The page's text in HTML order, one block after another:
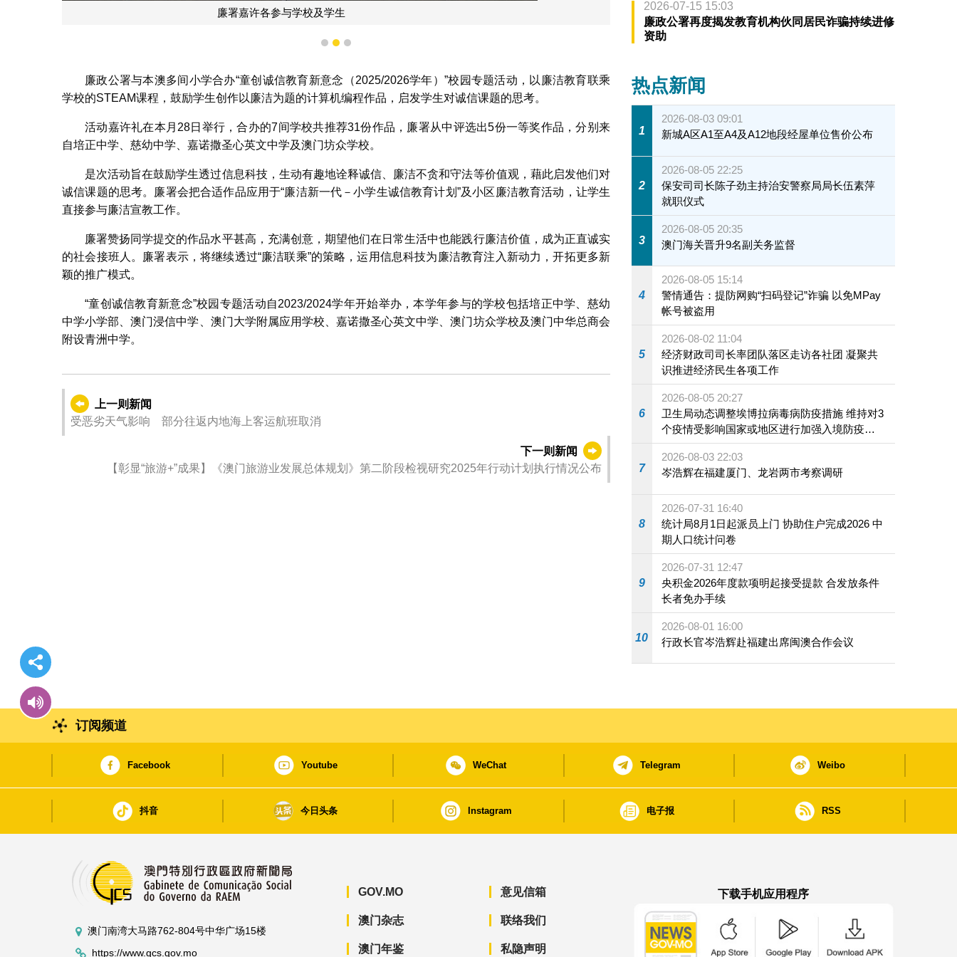
学生分享创作理念
1 2 3
廉政公署与本澳多间小学合办“童创诚信教育新意念（2025/2026学年）”校园专题活动，以廉洁教育联乘
学校的STEAM课程，鼓励学生创作以廉洁为题的计算机编程作品，启发学生对诚信课题的思考。
活动嘉许礼在本月28日举行，合办的7间学校共推荐31份作品，廉署从中评选出5份一等奖作品，分别来
自培正中学、慈幼中学、嘉诺撒圣心英文中学及澳门坊众学校。
是次活动旨在鼓励学生透过信息科技，生动有趣地诠释诚信、廉洁不贪和守法等价值观，藉此启发他们对
诚信课题的思考。廉署会把合适作品应用于“廉洁新一代－小学生诚信教育计划”及小区廉洁教育活动，让学生
直接参与廉洁宣教工作。
廉署赞扬同学提交的作品水平甚高，充满创意，期望他们在日常生活中也能践行廉洁价值，成为正直诚实
的社会接班人。廉署表示，将继续透过“廉洁联乘”的策略，运用信息科技为廉洁教育注入新动力，开拓更多新
颖的推广模式。
“童创诚信教育新意念”校园专题活动自2023/2024学年开始举办，本学年参与的学校包括培正中学、慈幼
中学小学部、澳门浸信中学、澳门大学附属应用学校、嘉诺撒圣心英文中学、澳门坊众学校及澳门中华总商会
附设青洲中学。
上一则新闻
受恶劣天气影响 部分往返内地海上客运航班取消
下一则新闻
【彰显“旅游+”成果】《澳门旅游业发展总体规划》第二阶段检视研究2025年行动计划执行情况公布
2026-07-15 15:03
廉政公署再度揭发教育机构伙同居民诈骗持续进修
资助
热点新闻
1
2026-08-03 09:01
新城A区A1至A4及A12地段经屋单位售价公布
2
2026-08-05 22:25
保安司司长陈子劲主持治安警察局局长伍素萍
就职仪式
3
2026-08-05 20:35
澳门海关晋升9名副关务监督
4
2026-08-05 15:14
警情通告：提防网购“扫码登记”诈骗 以免MPay
帐号被盗用
5
2026-08-02 11:04
经济财政司司长率团队落区走访各社团 凝聚共
识推进经济民生各项工作
6
2026-08-05 20:27
卫生局动态调整埃博拉病毒病防疫措施 维持对3
个疫情受影响国家或地区进行加强入境防疫措
施
7
2026-08-03 22:03
岑浩辉在福建厦门、龙岩两市考察调研
8
2026-07-31 16:40
统计局8月1日起派员上门 协助住户完成2026 中
期人口统计问卷
9
2026-07-31 12:47
央积金2026年度款项明起接受提款 合发放条件
长者免办手续
10
2026-08-01 16:00
行政长官岑浩辉赴福建出席闽澳合作会议
订阅频道
Facebook Youtube WeChat Telegram Weibo
抖音 今日头条 Instagram 电子报 RSS
澳门南湾大马路762-804号中华广场15楼
https://www.gcs.gov.mo
GOV.MO
澳门杂志
澳门年鉴
意见信箱
联络我们
私隐声明
下载手机应用程序